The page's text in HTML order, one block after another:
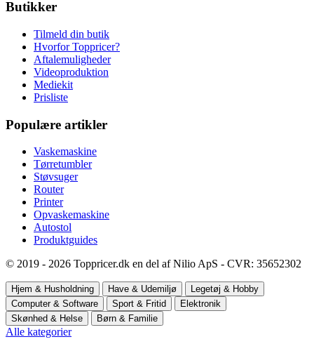
Butikker
Tilmeld din butik
Hvorfor Toppricer?
Aftalemuligheder
Videoproduktion
Mediekit
Prisliste
Populære artikler
Vaskemaskine
Tørretumbler
Støvsuger
Router
Printer
Opvaskemaskine
Autostol
Produktguides
© 2019 - 2026 Toppricer.dk en del af Nilio ApS - CVR: 35652302
Hjem & Husholdning Have & Udemiljø
Legetøj & Hobby
Computer & Software
Sport & Fritid
Elektronik
Skønhed & Helse
Børn & Familie
Alle kategorier